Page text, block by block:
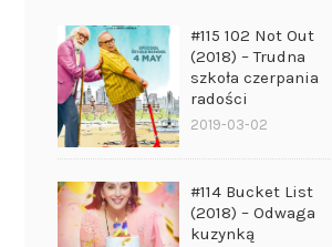
#115 102 Not Out
(2018) – Trudna
szkoła czerpania
radości
2019-03-02
#114 Bucket List
(2018) – Odwaga
kuzynką